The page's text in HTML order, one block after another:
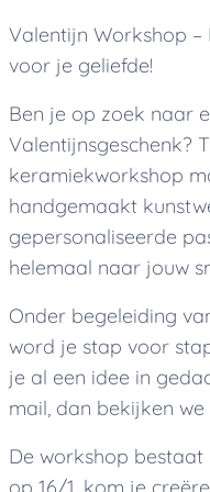
Valentijn Workshop
voor je geliefde!
Ben je op zoek naar
Valentijnsgeschenk?
keramiekworkshop
handgemaakt
gepersonaliseerde
helemaal naar jouw
Onder begeleiding
word je stap voor
je al een idee in
mail, dan bekijken
De workshop bestaat